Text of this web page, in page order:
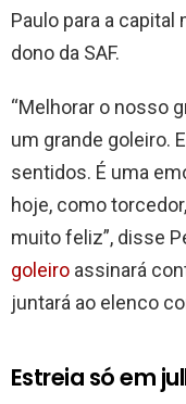
Paulo para a capital
dono da SAF.
“Melhorar o nosso
um grande goleiro.
sentidos. É uma
hoje, como
muito feliz”, disse
goleiro assinará
juntará ao elenco
Estreia só em